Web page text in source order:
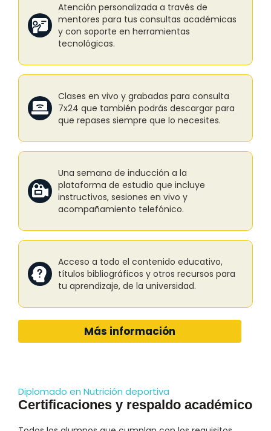
Atención personalizada a través de
mentores para tus consultas académicas
y con soporte en herramientas
tecnológicas.
Clases en vivo y grabadas para consulta
7x24 que también podrás descargar para
que repases siempre que lo necesites.
Una semana de inducción a la
plataforma de estudio que incluye
instructivos, sesiones en vivo y
acompañamiento telefónico.
Acceso a todo el contenido educativo,
títulos bibliográficos y otros recursos para
tu aprendizaje, de la universidad.
Más información
Diplomado en Nutrición deportiva
Certificaciones y respaldo académico